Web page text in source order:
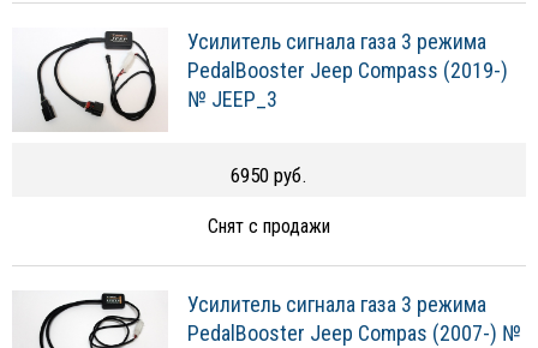
Усилитель сигнала газа 3 режима
PedalBooster Jeep Compass (2019-)
№ JEEP_3
6950 руб.
Снят с продажи
Усилитель сигнала газа 3 режима
PedalBooster Jeep Compas (2007-) №